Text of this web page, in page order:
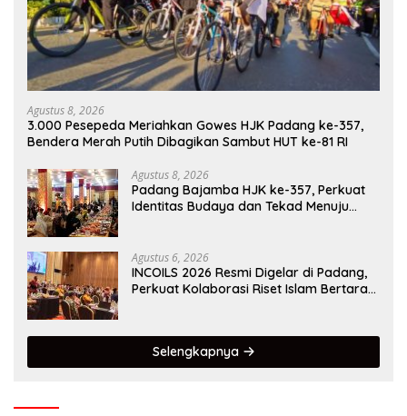
Agustus 8, 2026
3.000 Pesepeda Meriahkan Gowes HJK Padang ke-357,
Bendera Merah Putih Dibagikan Sambut HUT ke-81 RI
Agustus 8, 2026
Padang Bajamba HJK ke-357, Perkuat
Identitas Budaya dan Tekad Menuju
Agustus 6, 2026
INCOILS 2026 Resmi Digelar di Padang,
Perkuat Kolaborasi Riset Islam Bertaraf
Selengkapnya